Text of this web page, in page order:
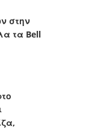
στην
τα Bell